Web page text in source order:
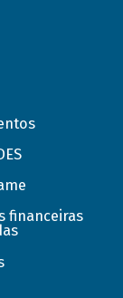
financeiras